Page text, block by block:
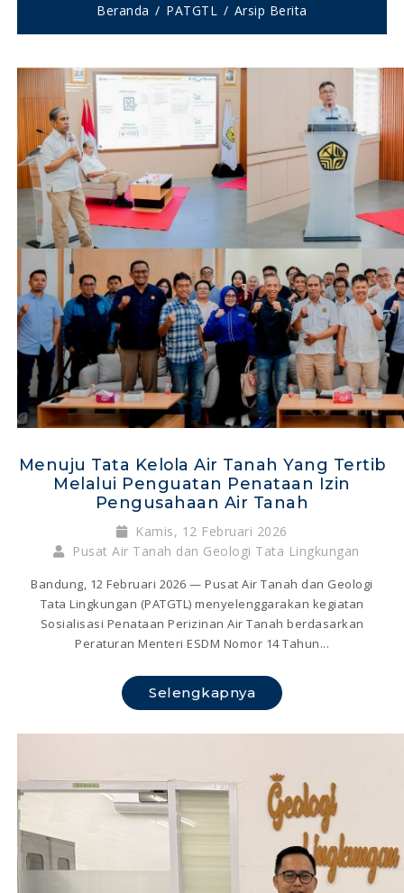
Beranda PATGTL Arsip Berita
Menuju Tata Kelola Air Tanah Yang Tertib
Melalui Penguatan Penataan Izin
Pengusahaan Air Tanah
Kamis, 12 Februari 2026
Pusat Air Tanah dan Geologi Tata Lingkungan
Bandung, 12 Februari 2026 — Pusat Air Tanah dan Geologi
Tata Lingkungan (PATGTL) menyelenggarakan kegiatan
Sosialisasi Penataan Perizinan Air Tanah berdasarkan
Peraturan Menteri ESDM Nomor 14 Tahun...
Selengkapnya